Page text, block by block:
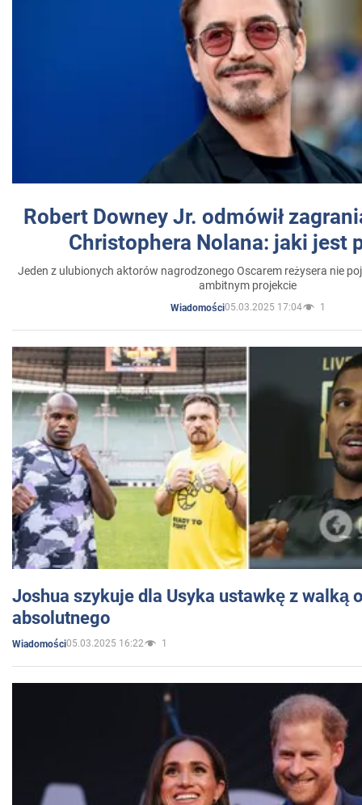
Robert Downey Jr. odmówił
Christophera Nolana: jaki jest
Jeden z ulubionych aktorów nagrodzonego Oscarem reżysera nie
ambitnym projekcie
Wiadomości05.03.2025 17:04 1
Joshua szykuje dla Usyka ustawkę z walką
absolutnego
Wiadomości05.03.2025 16:22 1